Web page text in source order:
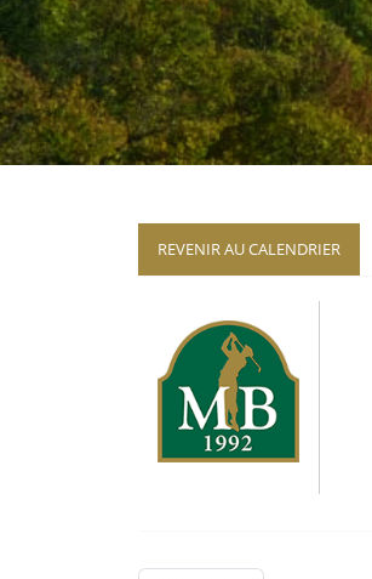
REVENIR AU CALENDRIER